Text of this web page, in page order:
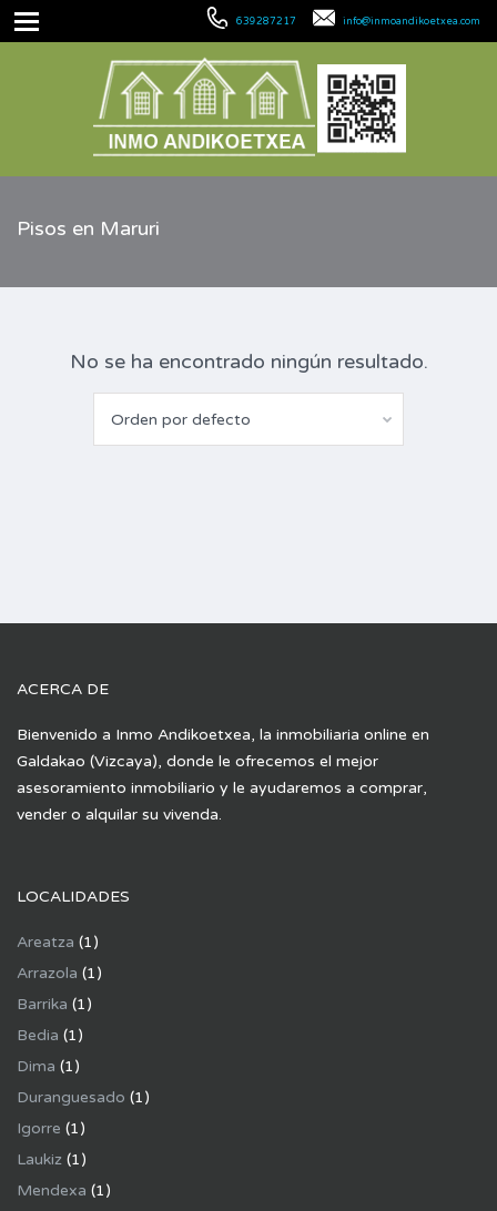
639287217 info@inmoandikoetxea.com
Pisos en Maruri
No se ha encontrado ningún resultado.
Orden por defecto
ACERCA DE
Bienvenido a Inmo Andikoetxea, la inmobiliaria online en
Galdakao (Vizcaya), donde le ofrecemos el mejor
asesoramiento inmobiliario y le ayudaremos a comprar,
vender o alquilar su vivenda.
LOCALIDADES
Areatza (1)
Arrazola (1)
Barrika (1)
Bedia (1)
Dima (1)
Duranguesado (1)
Igorre (1)
Laukiz (1)
Mendexa (1)